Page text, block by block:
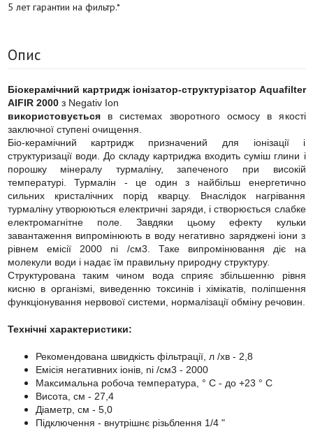
5 лет гарантии на фильтр.*
Опис
Біокерамічний картридж іонізатор-структурізатор Aquafilter
AIFIR 2000з Negativ Ion
використовуєтьсяв системах зворотного осмосу в якості
заключної ступені очищення.
Біо-керамічний картридж призначений для іонізації і
структуризації води. До складу картриджа входить суміш глини і
порошку мінералу турмаліну, запеченого при високій
температурі. Турмалін - це один з найбільш енергетично
сильних кристалічних порід кварцу. Внаслідок нагрівання
турмаліну утворюються електричні заряди, і створюється слабке
електромагнітне поле. Завдяки цьому ефекту кульки
завантаження випромінюють в воду негативно заряджені іони з
рівнем емісії 2000 ni /см3. Таке випромінювання діє на
молекули води і надає їм правильну природну структуру.
Структурована таким чином вода сприяє збільшенню рівня
кисню в організмі, виведенню токсинів і хімікатів, поліпшення
функціонування нервової системи, нормалізації обміну речовин.
Технічні характеристики:
Рекомендована швидкість фільтрації, л /хв - 2,8
Емісія негативних іонів, ni /см3 - 2000
Максимальна робоча температура, ° С - до +23 ° С
Висота, см - 27,4
Діаметр, см - 5,0
Підключення - внутрішнє різьблення 1/4 "